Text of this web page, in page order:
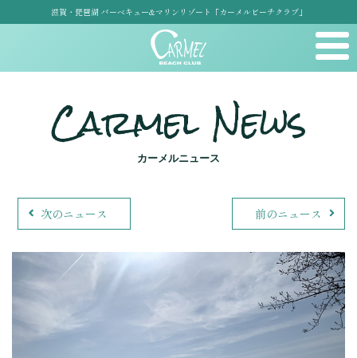
滋賀・琵琶湖 バーベキュー&マリンリゾート「カーメルビーチクラブ」
Carmel News
カーメルニュース
次のニュース 前のニュース